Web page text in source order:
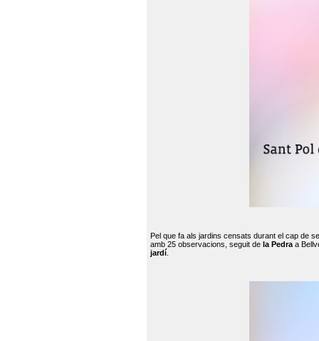
Pel que fa als jardins censats durant el cap de
amb 25 observacions, seguit de la Pedra a
jardí